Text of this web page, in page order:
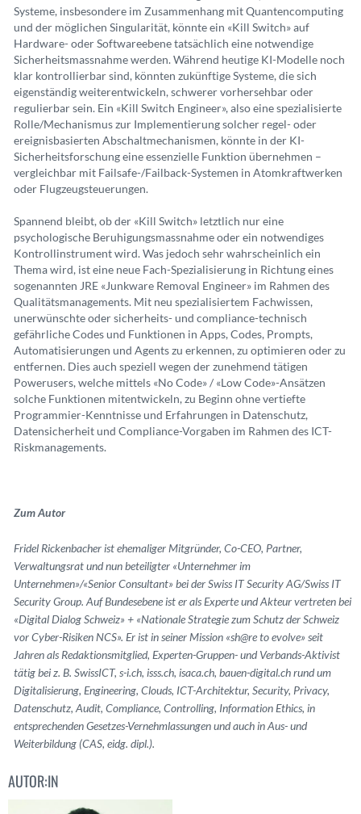
Systeme, insbesondere im Zusammenhang mit Quantencomputing
und der möglichen Singularität, könnte ein «Kill Switch» auf
Hardware- oder Softwareebene tatsächlich eine notwendige
Sicherheitsmassnahme werden. Während heutige KI-Modelle noch
klar kontrollierbar sind, könnten zukünftige Systeme, die sich
eigenständig weiterentwickeln, schwerer vorhersehbar oder
regulierbar sein. Ein «Kill Switch Engineer», also eine spezialisierte
Rolle/Mechanismus zur Implementierung solcher regel- oder
ereignisbasierten Abschaltmechanismen, könnte in der KI-
Sicherheitsforschung eine essenzielle Funktion übernehmen –
vergleichbar mit Failsafe-/Failback-Systemen in Atomkraftwerken
oder Flugzeugsteuerungen.
Spannend bleibt, ob der «Kill Switch» letztlich nur eine
psychologische Beruhigungsmassnahme oder ein notwendiges
Kontrollinstrument wird. Was jedoch sehr wahrscheinlich ein
Thema wird, ist eine neue Fach-Spezialisierung in Richtung eines
sogenannten JRE «Junkware Removal Engineer» im Rahmen des
Qualitätsmanagements. Mit neu spezialisiertem Fachwissen,
unerwünschte oder sicherheits- und compliance-technisch
gefährliche Codes und Funktionen in Apps, Codes, Prompts,
Automatisierungen und Agents zu erkennen, zu optimieren oder zu
entfernen. Dies auch speziell wegen der zunehmend tätigen
Powerusers, welche mittels «No Code» / «Low Code»-Ansätzen
solche Funktionen mitentwickeln, zu Beginn ohne vertiefte
Programmier-Kenntnisse und Erfahrungen in Datenschutz,
Datensicherheit und Compliance-Vorgaben im Rahmen des ICT-
Riskmanagements.
Zum Autor
Fridel Rickenbacher ist ehemaliger Mitgründer, Co-CEO, Partner,
Verwaltungsrat und nun beteiligter «Unternehmer im
Unternehmen»/«Senior Consultant» bei der Swiss IT Security AG/Swiss IT
Security Group. Auf Bundesebene ist er als Experte und Akteur vertreten bei
«Digital Dialog Schweiz» + «Nationale Strategie zum Schutz der Schweiz
vor Cyber-Risiken NCS». Er ist in seiner Mission «sh@re to evolve» seit
Jahren als Redaktionsmitglied, Experten-Gruppen- und Verbands-Aktivist
tätig bei z. B. SwissICT, s-i.ch, isss.ch, isaca.ch, bauen-digital.ch rund um
Digitalisierung, Engineering, Clouds, ICT-Architektur, Security, Privacy,
Datenschutz, Audit, Compliance, Controlling, Information Ethics, in
entsprechenden Gesetzes-Vernehmlassungen und auch in Aus- und
Weiterbildung (CAS, eidg. dipl.).
AUTOR:IN